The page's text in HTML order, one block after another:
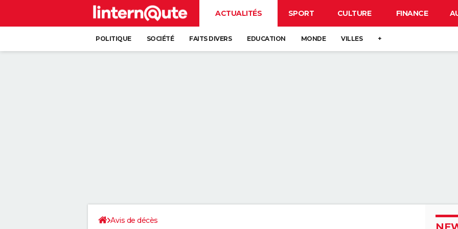
ACTUALITÉS SPORT CULTURE FINANCE
POLITIQUE SOCIÉTÉ FAITS DIVERS EDUCATION MONDE VILLES +
Avis de décès